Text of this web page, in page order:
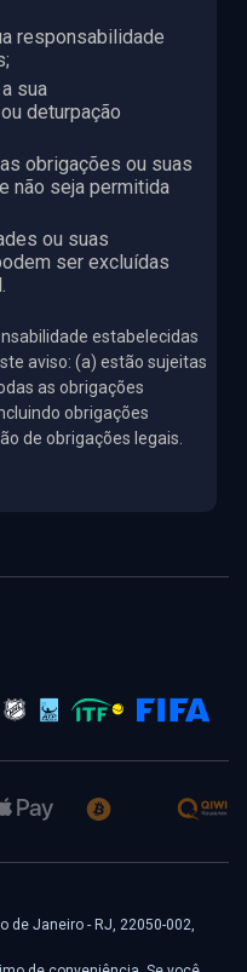
responsabilidade
sua
deturpação
obrigações ou suas
não seja permitida
ou suas
ser excluídas
estabelecidas
aviso: (a) estão sujeitas
as obrigações
obrigações
de obrigações legais.
de Janeiro - RJ, 22050-002,